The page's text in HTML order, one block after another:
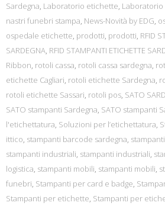
Sardegna, Laboratorio etichette,
nastri funebri stampa, News-Novità by EDG,
ospedale etichette, prodotti, prodotti, RFID
SARDEGNA, RFID STAMPANTI ETICHETTE
Ribbon, rotoli cassa, rotoli cassa sardegna,
etichette Cagliari, rotoli etichette Sardegna,
rotoli etichette Sassari, rotoli pos, SATO
SATO stampanti Sardegna, SATO stampanti
l'etichettatura, Soluzioni per l’etichettatura,
ittico, stampanti barcode sardegna,
stampanti industriali, stampanti industriali,
logistica, stampanti mobili, stampanti mobili,
funebri, Stampanti per card e badge,
Stampanti per etichette, Stampanti per